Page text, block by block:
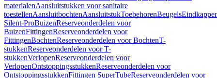
materialenAansluitstukken voor sanitaire
toestellenAansluitbochtenAansluitstukToebehorenBeugels
Silent-ProBuizenReserveonderdelen voor
BuizenFittingenReserveonderdelen voor
FittingenBochtenReserveonderdelen voor BochtenT-
stukkenReserveonderdelen voor T-
stukkenVerlopenReserveonderdelen voor
VerlopenOntstoppingsstukkenReserveonderdelen voor
OntstoppingsstukkenFittingen SuperTubeReserveonderdelen voor